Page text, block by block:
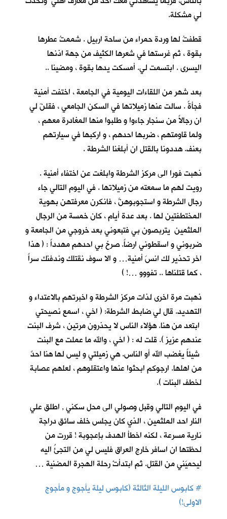
لي مشكلة.
قطفتُ لها وردة حمراء من ساحة اربيل . شممتُ عطرها
بقوة ، ثم غرستها في شعرها الكثيف من جهة اذنها
اليسرى . ابتسمت لي. أمسكت يدها بقوة ، ومضينا ..
بعد شهر من اللقاءات اليومية في الجامعة ، اختفت أمنية
فجأةً . سالت عنها زميلاتها في السكن الجامعي ، فقلنَ لي
ان رجالاً من سنجار جاءوا و طلبوا منها المغادرة معهم ،
ولما قاومتهم ، ضربها احدهم ، و اركبها في سيارتهم
بعنف. هددونا بالقتل ان أبلغنا الشرطة .
ذهبت فورا الى مركز الشرطة وابلغت عن اختفاء أمنية .
رويت لهم ما سمعته من زميلاتها . في اليوم التالي جاء
رجال الشرطة و استجوبوهنَّ ، فانكرن معرفتهن بهوية
المختطفتين لها . بعد عدة أيام ، كان خمسة من الرجال
الملثمين يتربصون بي فتبعوني بعد خروجي من الجامعة و
ضربوني و اسقطوني ارضاً. صرخ بي احدهم مهدداً : ( هذا
اخر تحذير لك انسَ أمنية… و الا سوف نقتلك وندفنك سراً
، كما قتلناها .. تفووو …! )
ذهبت مرة اخرى لذات مركز الشرطة و اخبرتهم بالاعتداء و
التهديد. قال لي ضابط الشرطة: ( اخي ، اسمع نصيحتي
ابتعد من هنا. هؤلاء الناس لا يحذرون مرتين ، شرف البنت
عندهم عزيز ). قلت له : ( اخي ، والله ما عملت مع البنت
شيئاً يغضب الله أو الناس. هي زميلتي و ليس لها هنا احدٌ
من اهلها. ارجوكم ابحثوا عنها واعتقلوهم ، لعلهم عصابة
لخطف البنات ).
في اليوم التالي وقبل وصولي الى محل سكني , اطلق علي
النار احد الملثمين ، الذي كان يجلس خلف سائق دراجة
نارية مسرعة ، لكنه اخطأ الهدف بإعجوبة ! قررت من
لحظتها ان اسافر خارج العراق فليس لي من التجئُ اليه
ليحميَني من القتل. ثم ابتدأتْ رحلة الهجرة المضنية …
#كابوس الليلة الثالثة (كابوس ليلة يأجوج و مأجوج
الاولى!)